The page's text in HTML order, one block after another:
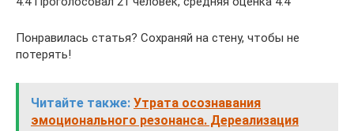
Понравилась статья? Сохраняй на стену, чтобы не
потерять!
Читайте также: Утрата осознавания
эмоционального резонанса. Дереализация